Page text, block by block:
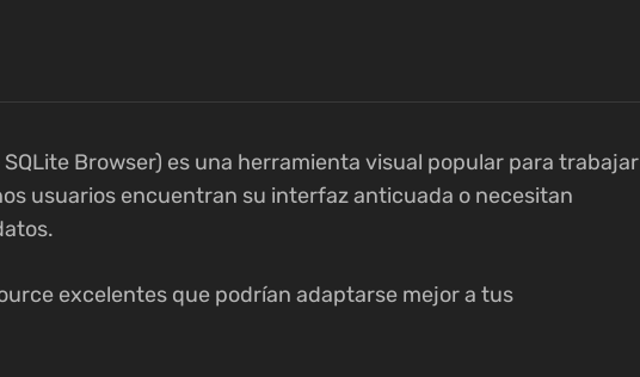
Browser) es una herramienta visual popular para trabajar
usuarios encuentran su interfaz anticuada o necesitan
excelentes que podrían adaptarse mejor a tus